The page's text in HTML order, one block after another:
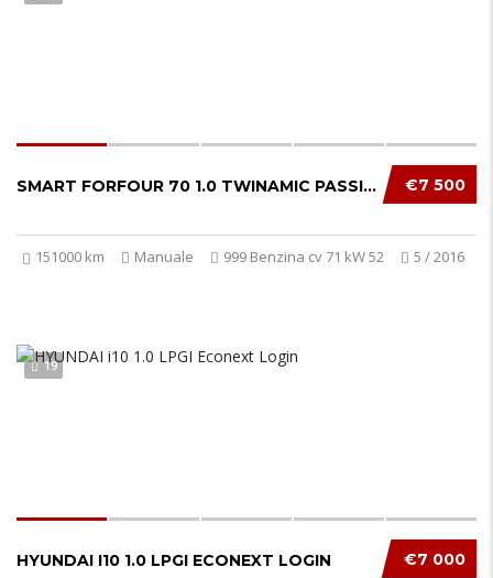
€7 500
SMART FORFOUR 70 1.0 TWINAMIC PASSION
151000 km Manuale 999 Benzina cv 71 kW 52 5 / 2016
19
€7 000
HYUNDAI I10 1.0 LPGI ECONEXT LOGIN